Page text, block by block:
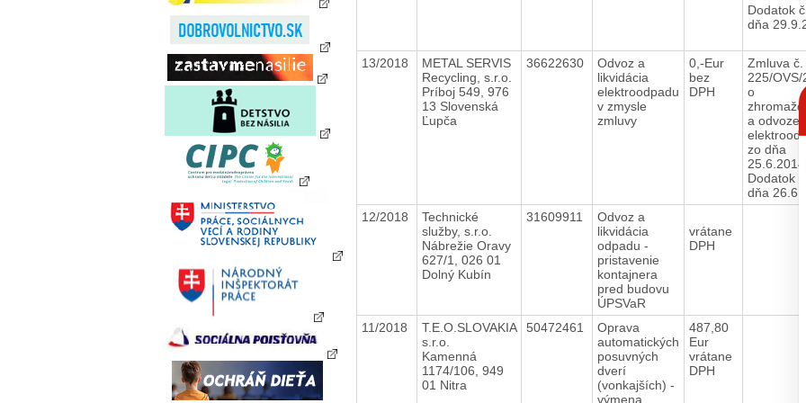
Dodatok
dňa
13/2018
METAL SERVIS
Recycling, s.r.o.
Príboj 549, 976
13 Slovenská
Ľupča
36622630
Odvoz a
likvidácia
elektroodpadu
v zmysle
zmluvy
0,-Eur
bez
DPH
Zmluva č.
225/OVS/
o
a odvoze
zo dňa
25.6.2014,
Dodatok
dňa
12/2018
Technické
služby, s.r.o.
Nábrežie Oravy
627/1, 026 01
Dolný Kubín
31609911
Odvoz a
likvidácia
odpadu -
pristavenie
kontajnera
pred budovu
ÚPSVaR
vrátane
DPH
11/2018
T.E.O.SLOVAKIA
s.r.o.
Kamenná
1174/106, 949
01 Nitra
50472461
Oprava
automatických
posuvných
dverí
(vonkajších) -
výmena
487,80
Eur
vrátane
DPH